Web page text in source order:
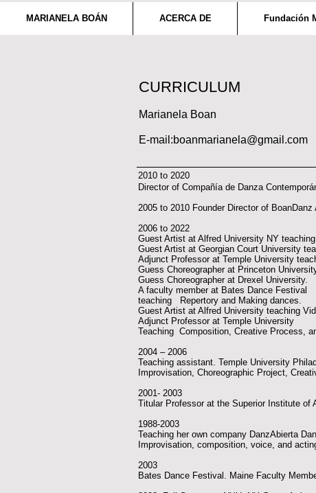
MARIANELA BOÁN ACERCA DE Fundación
CURRICULUM
Marianela Boan
E-mail:boanmarianela@gmail.com
2010 to 2020
Director of Compañía de Danza
2005 to 2010 Founder Director of BoanDanz
2006 to 2022
Guest Artist at Alfred University NY
Guest Artist at Georgian Court University
Adjunct Professor at Temple University
Guess Choreographer at Princeton
Guess Choreographer at Drexel University.
A faculty member at Bates Dance Festival
teaching Repertory and Making dances.
Guest Artist at Alfred University teaching
Adjunct Professor at Temple University
Teaching Composition, Creative Process,
2004 – 2006
Teaching assistant. Temple University
Improvisation, Choreographic Project,
2001- 2003
Titular Professor at the Superior Institute of
1988-2003
Teaching her own company DanzAbierta
Improvisation, composition, voice, and
2003
Bates Dance Festival. Maine Faculty